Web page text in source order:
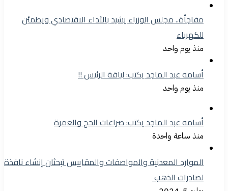
مفاجأة.. مجلس الوزراء يشيد بالأداء الاقتصادي ويطمئن
للكهرباء
منذ يوم واحد
أسامه عبد الماجد يكتب: لياقة الرئيس !!
منذ يوم واحد
أسامه عبد الماجد يكتب: صراعات الحج والعمرة
منذ ساعة واحدة
الموارد المعدنية والمواصفات والمقاييس تبحثان إنشاء نافذة
لصادرات الذهب